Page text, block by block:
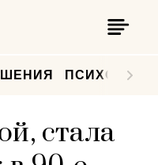
стала